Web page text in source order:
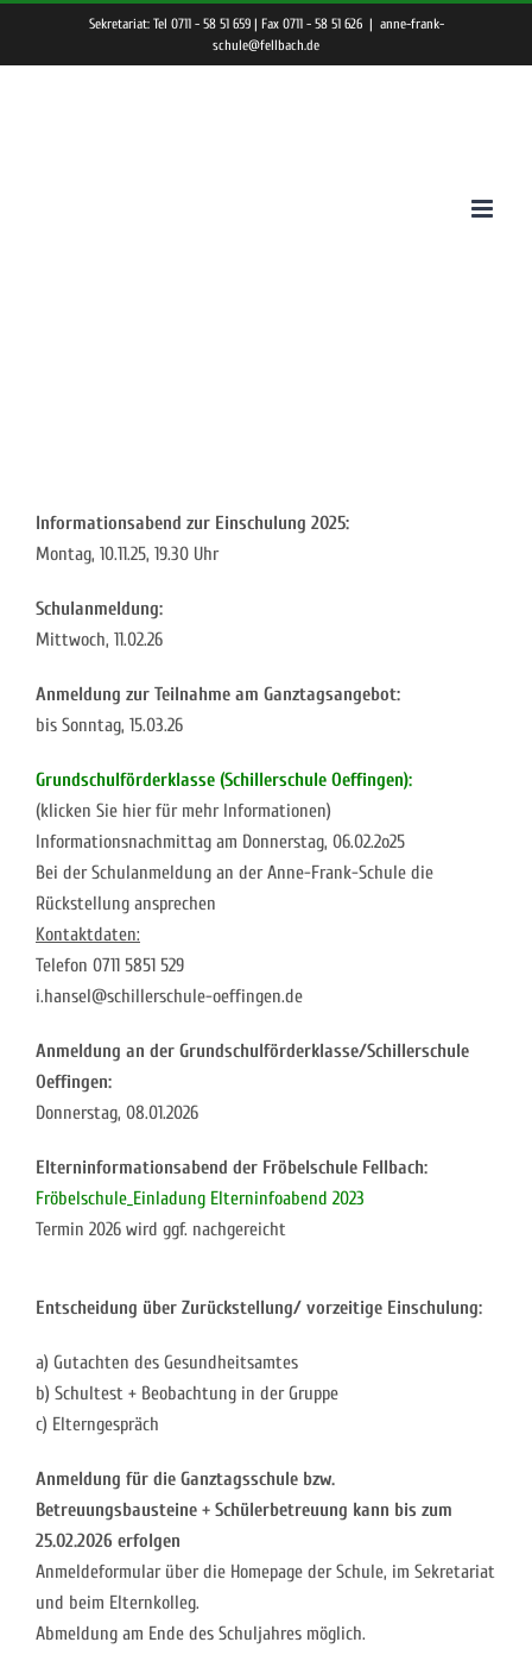
Sekretariat: Tel 0711 - 58 51 659 | Fax 0711 - 58 51 626 | anne-frank-
schule@fellbach.de
Informationsabend zur Einschulung 2025:
Montag, 10.11.25, 19.30 Uhr
Schulanmeldung:
Mittwoch, 11.02.26
Anmeldung zur Teilnahme am Ganztagsangebot:
bis Sonntag, 15.03.26
Grundschulförderklasse (Schillerschule Oeffingen):
(klicken Sie hier für mehr Informationen)
Informationsnachmittag am Donnerstag, 06.02.2o25
Bei der Schulanmeldung an der Anne-Frank-Schule die
Rückstellung ansprechen
Kontaktdaten:
Telefon 0711 5851 529
i.hansel@schillerschule-oeffingen.de
Anmeldung an der Grundschulförderklasse/Schillerschule
Oeffingen:
Donnerstag, 08.01.2026
Elterninformationsabend der Fröbelschule Fellbach:
Fröbelschule_Einladung Elterninfoabend 2023
Termin 2026 wird ggf. nachgereicht
Entscheidung über Zurückstellung/ vorzeitige Einschulung:
a) Gutachten des Gesundheitsamtes
b) Schultest + Beobachtung in der Gruppe
c) Elterngespräch
Anmeldung für die Ganztagsschule bzw.
Betreuungsbausteine + Schülerbetreuung kann bis zum
25.02.2026 erfolgen
Anmeldeformular über die Homepage der Schule, im Sekretariat
und beim Elternkolleg.
Abmeldung am Ende des Schuljahres möglich.